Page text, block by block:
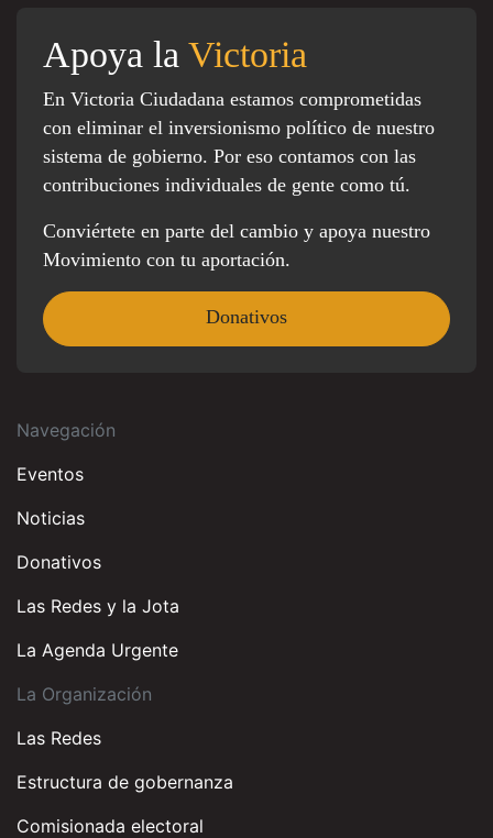
Apoya la Victoria
En Victoria Ciudadana estamos comprometidas
con eliminar el inversionismo político de nuestro
sistema de gobierno. Por eso contamos con las
contribuciones individuales de gente como tú.
Conviértete en parte del cambio y apoya nuestro
Movimiento con tu aportación.
Donativos
Navegación
Eventos
Noticias
Donativos
Las Redes y la Jota
La Agenda Urgente
La Organización
Las Redes
Estructura de gobernanza
Comisionada electoral